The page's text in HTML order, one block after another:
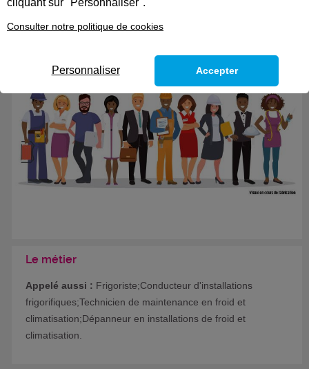
CODES
Formation certifiante
Le métier
Appelé aussi : Frigoriste;Conducteur d'installations
frigorifiques;Technicien de maintenance en froid et
climatisation;Dépanneur en installations de froid et
climatisation.
Consulter notre politique de cookies
Personnaliser Accepter